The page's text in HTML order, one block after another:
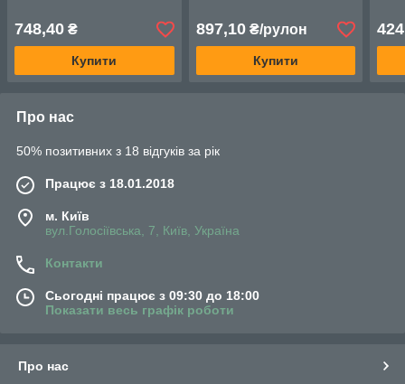
748,40 ₴
Купити
897,10₴/рулон
Купити
Про нас
50% позитивних з 18 відгуків за рік
Працює з 18.01.2018
м. Київ
вул.Голосіївська, 7, Київ, Україна
Контакти
Сьогодні працює з 09:30 до 18:00
Показати весь графік роботи
Про нас